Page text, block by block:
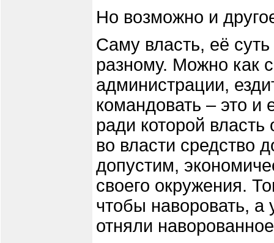
Но возможно и
Саму власть, её
разному. Можно как
администрации,
командовать – это и
ради которой
во власти средство
допустим,
своего окружения.
чтобы наворовать, а
отняли